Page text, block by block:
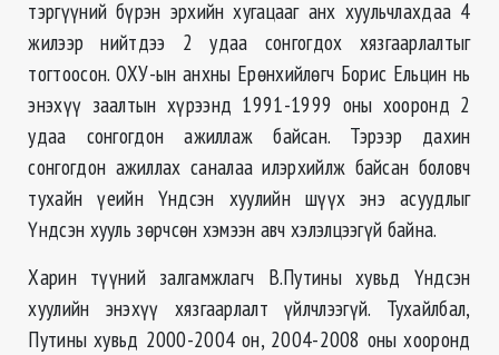
тэргүүний бүрэн эрхийн хугацааг анх хуульчлахдаа 4
жилээр нийтдээ 2 удаа сонгогдох хязгаарлалтыг
тогтоосон. ОХУ-ын анхны Ерөнхийлөгч Борис Ельцин нь
энэхүү заалтын хүрээнд 1991-1999 оны хооронд 2
удаа сонгогдон ажиллаж байсан. Тэрээр дахин
сонгогдон ажиллах саналаа илэрхийлж байсан боловч
тухайн үеийн Үндсэн хуулийн шүүх энэ асуудлыг
Үндсэн хууль зөрчсөн хэмээн авч хэлэлцээгүй байна.
Харин түүний залгамжлагч В.Путины хувьд Үндсэн
хуулийн энэхүү хязгаарлалт үйлчлээгүй. Тухайлбал,
Путины хувьд 2000-2004 он, 2004-2008 оны хооронд